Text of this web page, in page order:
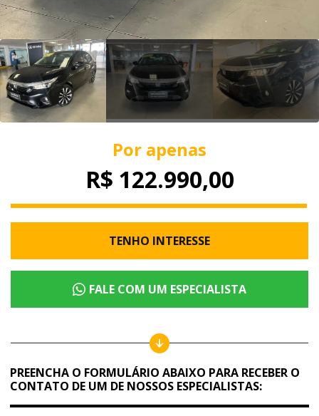
Por apenas
R$ 122.990,00
TENHO INTERESSE
FALE COM UM ESPECIALISTA
PREENCHA O FORMULÁRIO ABAIXO PARA RECEBER O
CONTATO DE UM DE NOSSOS ESPECIALISTAS: